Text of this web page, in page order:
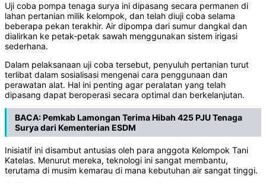
Uji coba pompa tenaga surya ini dipasang secara permanen di
lahan pertanian milik kelompok, dan telah diuji coba selama
beberapa pekan terakhir. Air dipompa dari sumur dangkal dan
dialirkan ke petak-petak sawah menggunakan sistem irigasi
sederhana.
Dalam pelaksanaan uji coba tersebut, penyuluh pertanian turut
terlibat dalam sosialisasi mengenai cara penggunaan dan
perawatan alat. Hal ini penting agar peralatan yang telah
dipasang dapat beroperasi secara optimal dan berkelanjutan.
BACA:Pemkab Lamongan Terima Hibah 425 PJU Tenaga
Surya dari Kementerian ESDM
Inisiatif ini disambut antusias oleh para anggota Kelompok Tani
Katelas. Menurut mereka, teknologi ini sangat membantu,
terutama di musim kemarau di mana kebutuhan air sangat tinggi.